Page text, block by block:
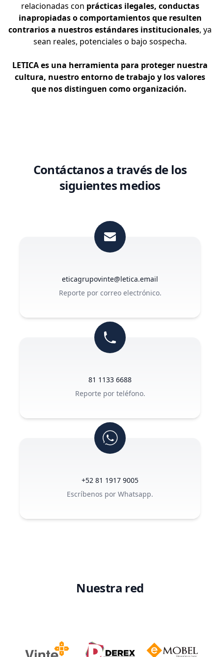
relacionadas con prácticas ilegales, conductas
inapropiadas o comportamientos que resulten
contrarios a nuestros estándares institucionales, ya
sean reales, potenciales o bajo sospecha.
LETICA es una herramienta para proteger nuestra
cultura, nuestro entorno de trabajo y los valores
que nos distinguen como organización.
Contáctanos a través de los
siguientes medios
eticagrupovinte@letica.email
Reporte por correo electrónico.
81 1133 6688
Reporte por teléfono.
+52 81 1917 9005
Escríbenos por Whatsapp.
Nuestra red